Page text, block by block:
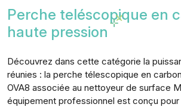
Perche teléscopique en
haute pression
Découvrez dans cette catégorie la
réunies : la perche télescopique en
OVA8 associée au nettoyeur de surface
équipement professionnel est conçu